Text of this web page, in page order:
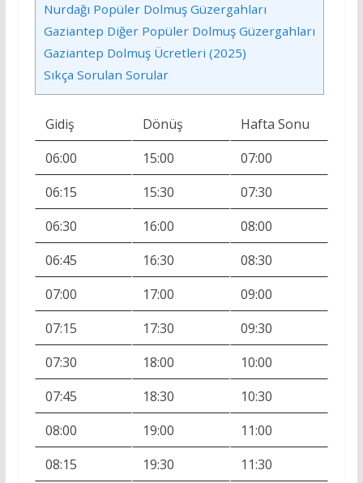
Nurdağı Popüler Dolmuş Güzergahları
Gaziantep Diğer Popüler Dolmuş Güzergahları
Gaziantep Dolmuş Ücretleri (2025)
Sıkça Sorulan Sorular
Gidiş Dönüş
Hafta Sonu
06:00
15:00
07:00
06:15
15:30
07:30
06:30
16:00
08:00
06:45
16:30
08:30
07:00
17:00
09:00
07:15
17:30
09:30
07:30
18:00
10:00
07:45
18:30
10:30
08:00
19:00
11:00
08:15
19:30
11:30